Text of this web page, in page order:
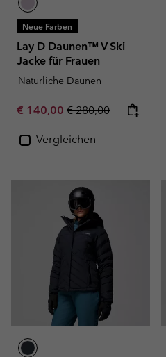
Neue Farben
Lay D Daunen™ V Ski
Jacke für Frauen
Natürliche Daunen
Sale price:
€ 140,00 Regular price:
€ 280,00
Vergleichen